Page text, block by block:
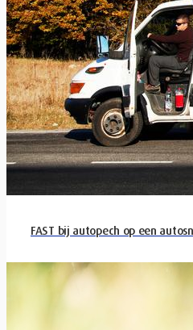
FAST bij autopech op een